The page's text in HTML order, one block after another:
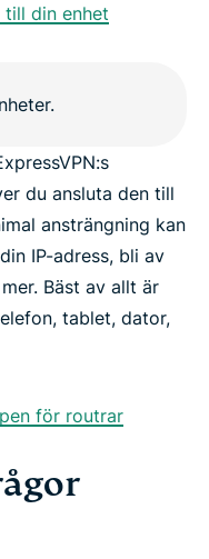
till din enhet
du ansluta den till
ansträngning kan
IP-adress, bli av
Bäst av allt är
tablet, dator,
för routrar